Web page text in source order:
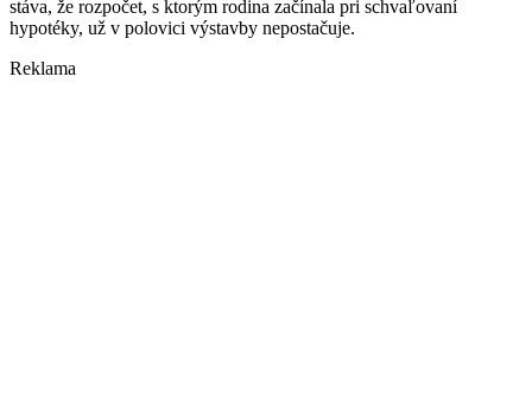
stáva, že rozpočet, s ktorým rodina začínala pri schvaľovaní
hypotéky, už v polovici výstavby nepostačuje.
Reklama